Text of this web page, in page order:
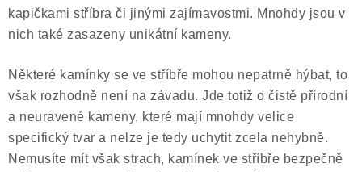
kapičkami stříbra či jinými zajímavostmi. Mnohdy jsou v
nich také zasazeny unikátní kameny.
Některé kamínky se ve stříbře mohou nepatrně hýbat, to
však rozhodně není na závadu. Jde totiž o čistě přírodní
a neuravené kameny, které mají mnohdy velice
specifický tvar a nelze je tedy uchytit zcela nehybně.
Nemusíte mít však strach, kamínek ve stříbře bezpečně